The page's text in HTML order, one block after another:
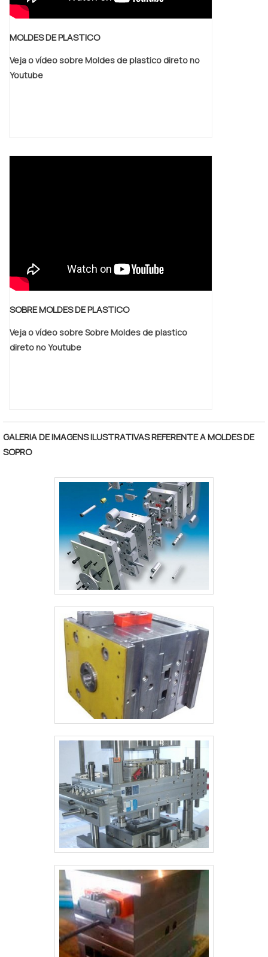
MOLDES DE PLASTICO
Veja o vídeo sobre Moldes de plastico direto no
Youtube
SOBRE MOLDES DE PLASTICO
Veja o vídeo sobre Sobre Moldes de plastico
direto no Youtube
GALERIA DE IMAGENS ILUSTRATIVAS REFERENTE A MOLDES DE
SOPRO